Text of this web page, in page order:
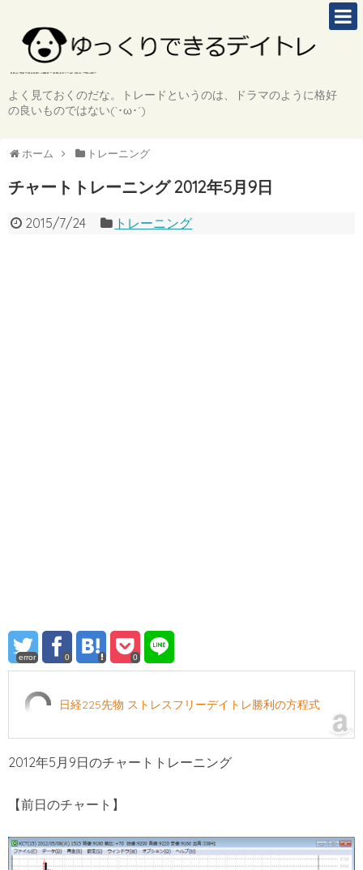
よく見ておくのだな。トレードというのは、ドラマのように格好
の良いものではない(`･ω･´)
ホーム トレーニング
チャートトレーニング 2012年5月9日
2015/7/24 トレーニング
error 0 0
日経225先物 ストレスフリーデイトレ勝利の方程式
2012年5月9日のチャートトレーニング
【前日のチャート】